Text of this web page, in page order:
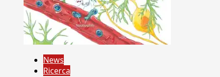
News
Ricerca